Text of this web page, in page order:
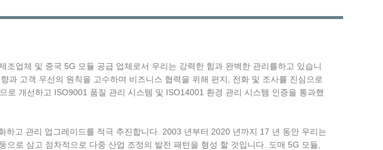
업체 및 중국 5G 모듈 공급 업체로서 우리는 강력한 힘과 완벽한 관리를하고 있습니
고객 우선의 원칙을 고수하며 비즈니스 협력을 위해 편지, 전화 및 조사를 진심으로
개선하고 ISO9001 품질 관리 시스템 및 ISO14001 환경 관리 시스템 인증을 통과했
고 관리 업그레이드를 적극 추진합니다. 2003 년부터 2020 년까지 17 년 동안 우리는
로 삼고 점차적으로 다중 산업 조정의 발전 패턴을 형성 할 것입니다. 도매 5G 모듈,